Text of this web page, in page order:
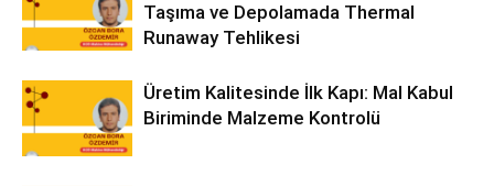
Taşıma ve Depolamada Thermal
Runaway Tehlikesi
Üretim Kalitesinde İlk Kapı: Mal Kabul
Biriminde Malzeme Kontrolü